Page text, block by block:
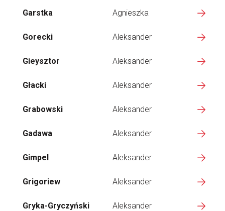
Garstka Agnieszka
Gorecki Aleksander
Gieysztor Aleksander
Głacki Aleksander
Grabowski Aleksander
Gadawa Aleksander
Gimpel Aleksander
Grigoriew Aleksander
Gryka-Gryczyński Aleksander